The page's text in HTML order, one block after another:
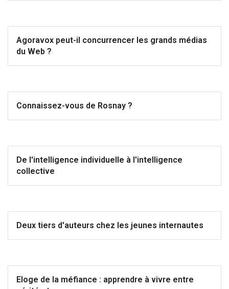
Agoravox peut-il concurrencer les grands médias
du Web ?
Connaissez-vous de Rosnay ?
De l'intelligence individuelle à l'intelligence
collective
Deux tiers d'auteurs chez les jeunes internautes
Eloge de la méfiance : apprendre à vivre entre